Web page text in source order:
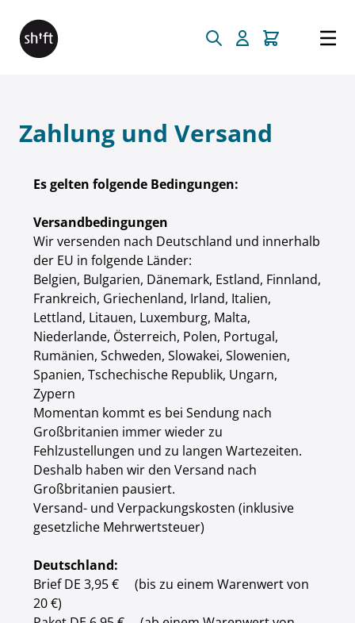
Zahlung und Versand
Es gelten folgende Bedingungen:
Versandbedingungen
Wir versenden nach Deutschland und innerhalb
der EU in folgende Länder:
Belgien, Bulgarien, Dänemark, Estland, Finnland,
Frankreich, Griechenland, Irland, Italien,
Lettland, Litauen, Luxemburg, Malta,
Niederlande, Österreich, Polen, Portugal,
Rumänien, Schweden, Slowakei, Slowenien,
Spanien, Tschechische Republik, Ungarn,
Zypern
Momentan kommt es bei Sendung nach
Großbritanien immer wieder zu
Fehlzustellungen und zu langen Wartezeiten.
Deshalb haben wir den Versand nach
Großbritanien pausiert.
Versand- und Verpackungskosten (inklusive
gesetzliche Mehrwertsteuer)
Deutschland:
Brief DE 3,95 €
(bis zu einem Warenwert von
20 €)